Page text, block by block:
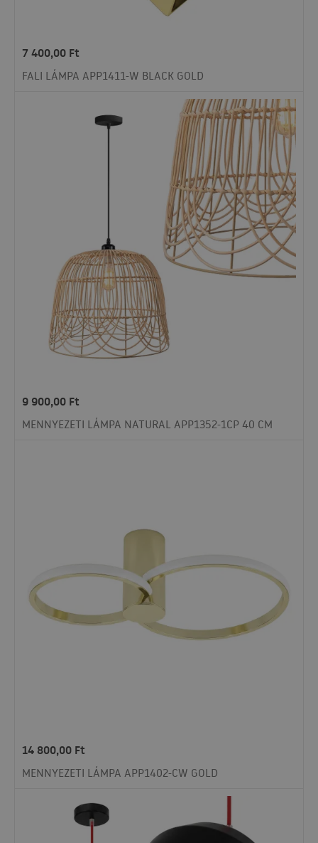
7 400,00 Ft
FALI LÁMPA APP1411-W BLACK GOLD
9 900,00 Ft
MENNYEZETI LÁMPA NATURAL APP1352-1CP 40 CM
14 800,00 Ft
MENNYEZETI LÁMPA APP1402-CW GOLD